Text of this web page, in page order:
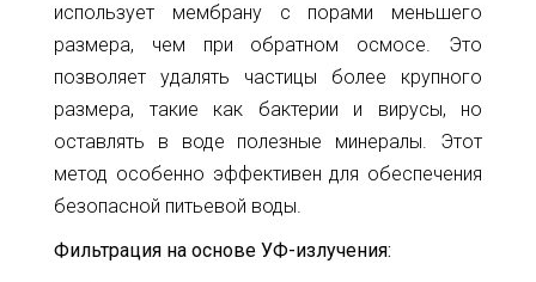
использует мембрану с порами меньшего
размера, чем при обратном осмосе. Это
позволяет удалять частицы более крупного
размера, такие как бактерии и вирусы, но
оставлять в воде полезные минералы. Этот
метод особенно эффективен для обеспечения
безопасной питьевой воды.
Фильтрация на основе УФ-излучения: